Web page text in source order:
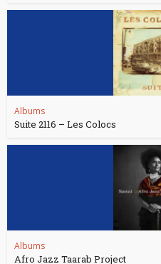
Albums
Suite 2116 – Les Colocs
Albums
Afro Jazz Taarab Project